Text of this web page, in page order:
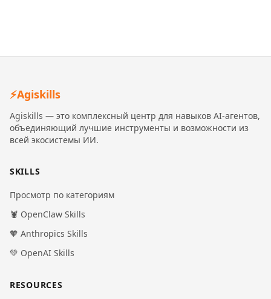
⚡Agiskills
Agiskills — это комплексный центр для навыков AI-агентов,
объединяющий лучшие инструменты и возможности из
всей экосистемы ИИ.
SKILLS
Просмотр по категориям
🦞 OpenClaw Skills
🧡 Anthropics Skills
💚 OpenAI Skills
RESOURCES